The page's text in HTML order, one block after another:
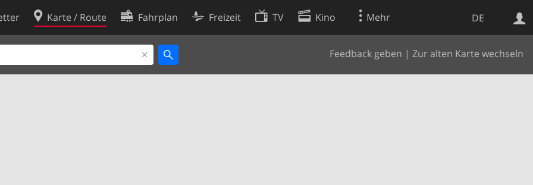
DE
Karte / Route Fahrplan Freizeit TV Kino Mehr
Feedback geben | Zur alten Karte wechseln
Websuche
Cookie-Richtlinie
Cookie-Einstellungen